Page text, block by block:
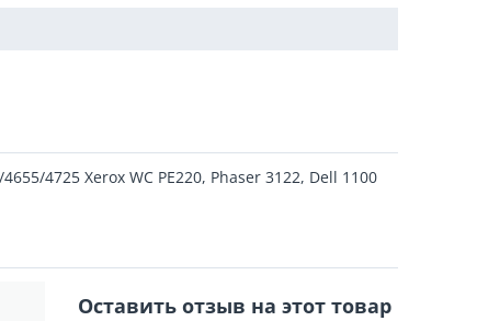
4725 Xerox WC PE220, Phaser 3122, Dell 1100
Оставить отзыв на этот товар